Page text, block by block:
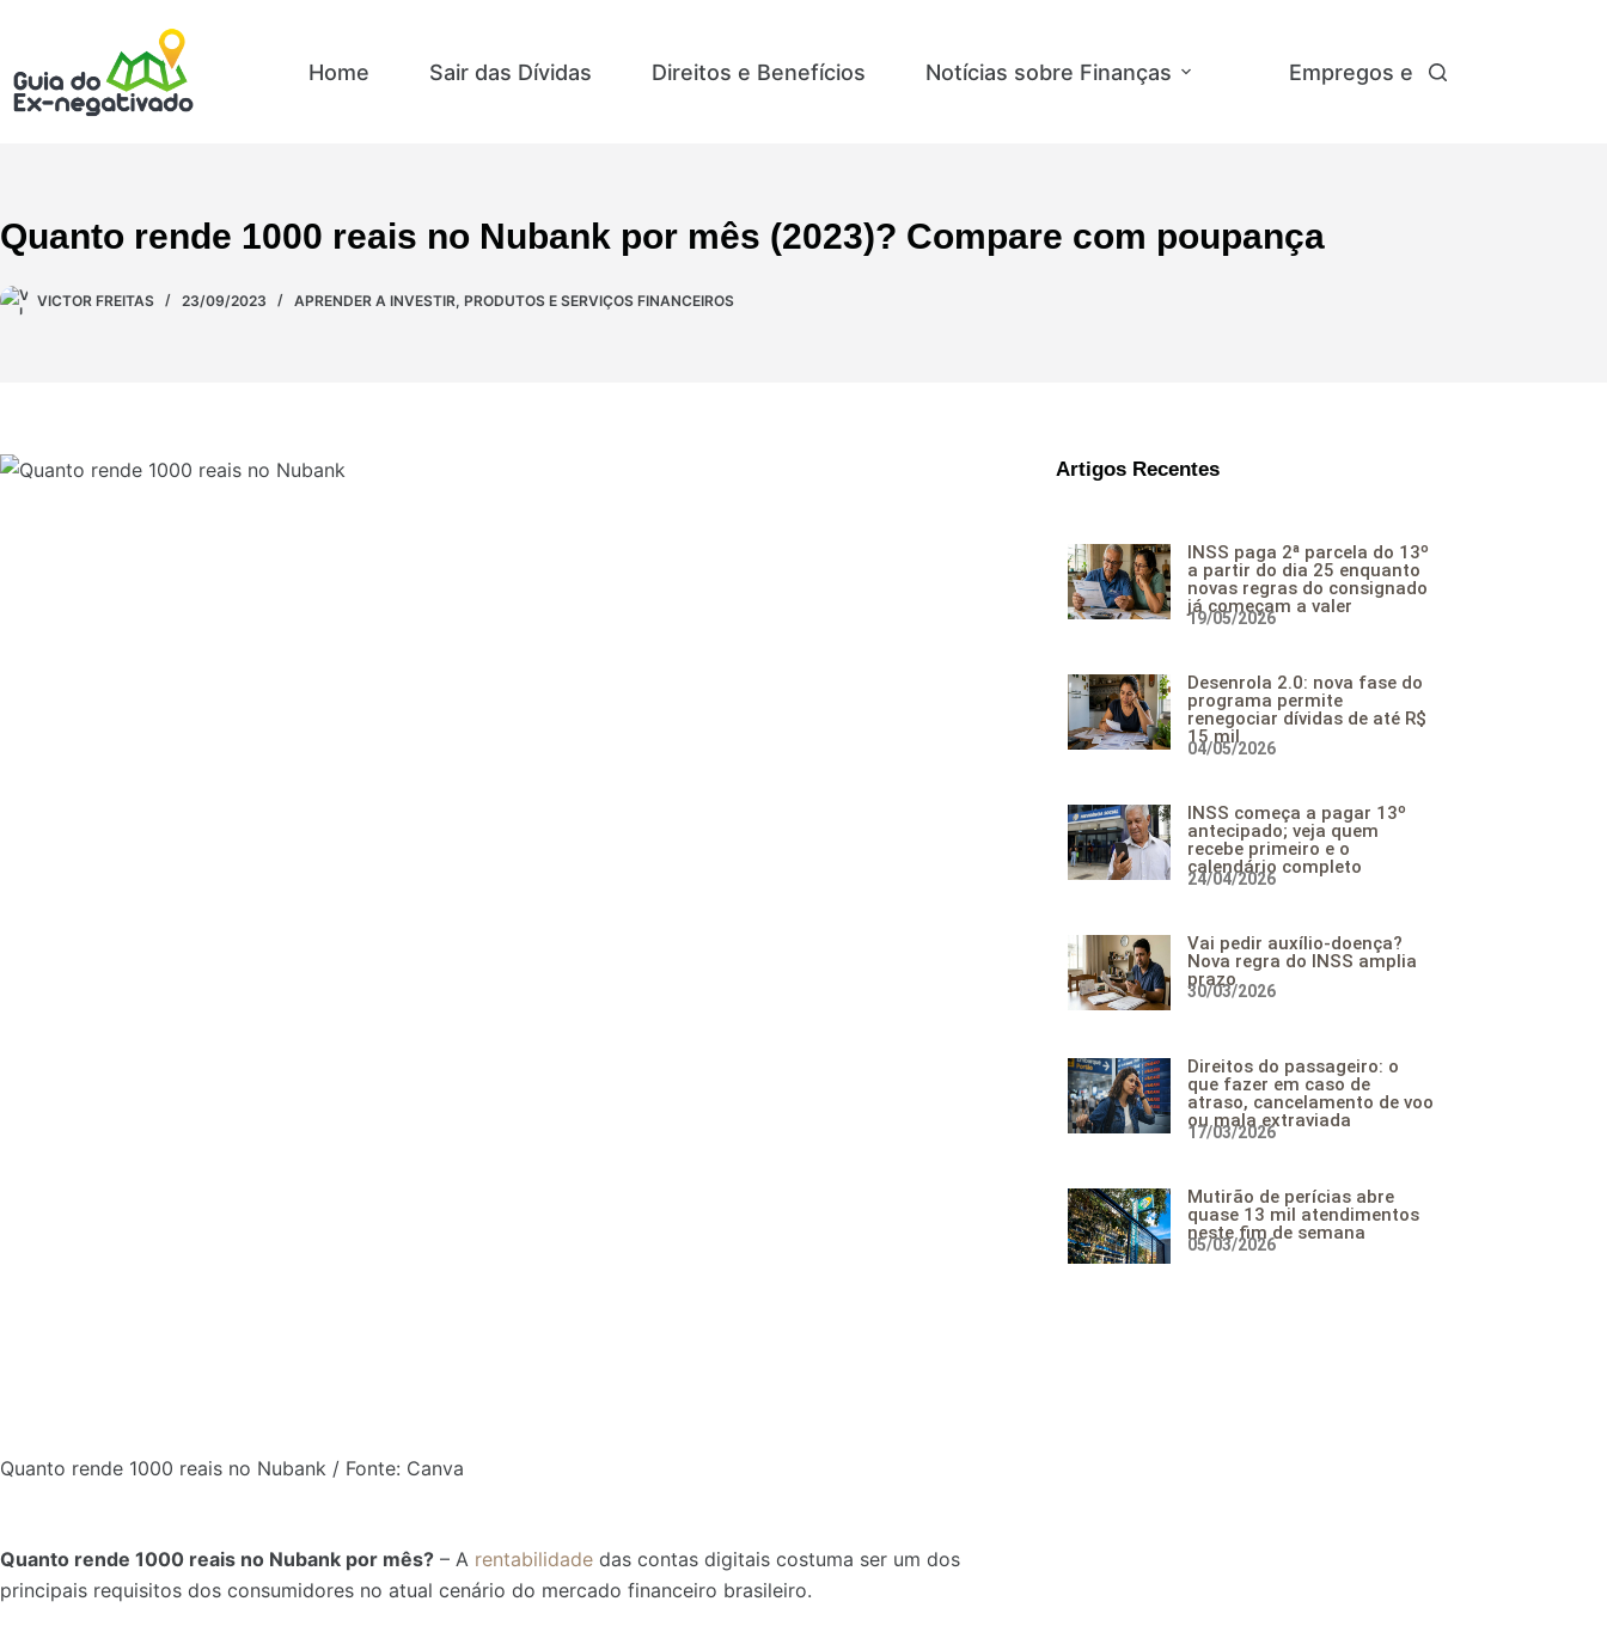
Home Sair das Dívidas Direitos e Benefícios Notícias sobre Finanças Empregos e Concursos
Quanto rende 1000 reais no Nubank por mês (2023)? Compare com poupança
VICTOR FREITAS 23/09/2023 APRENDER A INVESTIR, PRODUTOS E SERVIÇOS FINANCEIROS
Quanto rende 1000 reais no Nubank / Fonte: Canva
Quanto rende 1000 reais no Nubank por mês? – A rentabilidade das contas digitais costuma ser um dos
principais requisitos dos consumidores no atual cenário do mercado financeiro brasileiro.
Artigos Recentes
INSS paga 2ª parcela do 13º
a partir do dia 25 enquanto
novas regras do consignado
já começam a valer
19/05/2026
Desenrola 2.0: nova fase do
programa permite
renegociar dívidas de até R$
15 mil
04/05/2026
INSS começa a pagar 13º
antecipado; veja quem
recebe primeiro e o
calendário completo
24/04/2026
Vai pedir auxílio-doença?
Nova regra do INSS amplia
prazo
30/03/2026
Direitos do passageiro: o
que fazer em caso de
atraso, cancelamento de voo
ou mala extraviada
17/03/2026
Mutirão de perícias abre
quase 13 mil atendimentos
neste fim de semana
05/03/2026